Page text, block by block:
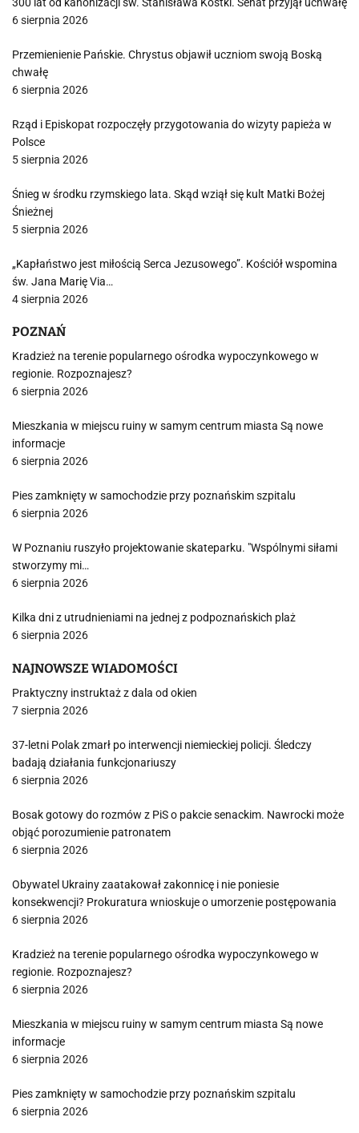
6 sierpnia 2026
Przemienienie Pańskie. Chrystus objawił uczniom swoją Boską
chwałę
6 sierpnia 2026
Rząd i Episkopat rozpoczęły przygotowania do wizyty papieża w
Polsce
5 sierpnia 2026
Śnieg w środku rzymskiego lata. Skąd wziął się kult Matki Bożej
Śnieżnej
5 sierpnia 2026
„Kapłaństwo jest miłością Serca Jezusowego”. Kościół wspomina
św. Jana Marię Via…
4 sierpnia 2026
POZNAŃ
Kradzież na terenie popularnego ośrodka wypoczynkowego w
regionie. Rozpoznajesz?
6 sierpnia 2026
Mieszkania w miejscu ruiny w samym centrum miasta Są nowe
informacje
6 sierpnia 2026
Pies zamknięty w samochodzie przy poznańskim szpitalu
6 sierpnia 2026
W Poznaniu ruszyło projektowanie skateparku. "Wspólnymi siłami
stworzymy mi…
6 sierpnia 2026
Kilka dni z utrudnieniami na jednej z podpoznańskich plaż
6 sierpnia 2026
NAJNOWSZE WIADOMOŚCI
Praktyczny instruktaż z dala od okien
7 sierpnia 2026
37-letni Polak zmarł po interwencji niemieckiej policji. Śledczy
badają działania funkcjonariuszy
6 sierpnia 2026
Bosak gotowy do rozmów z PiS o pakcie senackim. Nawrocki może
objąć porozumienie patronatem
6 sierpnia 2026
Obywatel Ukrainy zaatakował zakonnicę i nie poniesie
konsekwencji? Prokuratura wnioskuje o umorzenie postępowania
6 sierpnia 2026
Kradzież na terenie popularnego ośrodka wypoczynkowego w
regionie. Rozpoznajesz?
6 sierpnia 2026
Mieszkania w miejscu ruiny w samym centrum miasta Są nowe
informacje
6 sierpnia 2026
Pies zamknięty w samochodzie przy poznańskim szpitalu
6 sierpnia 2026